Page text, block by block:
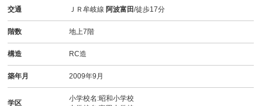
交通 ＪＲ牟岐線 阿波富田/徒歩17分
階数 地上7階
構造 RC造
築年月 2009年9月
学区
小学校名:昭和小学校